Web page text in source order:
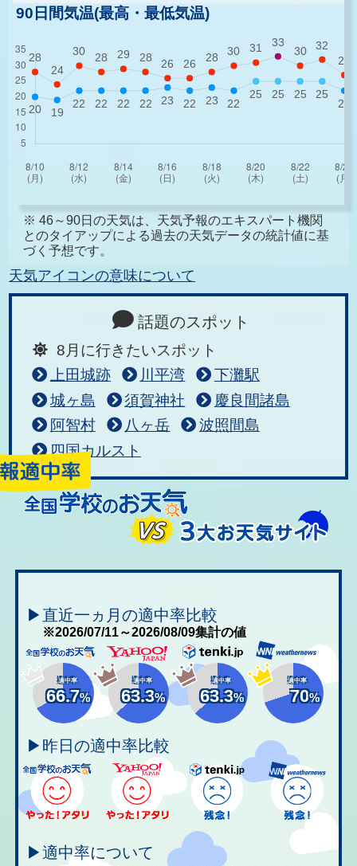
90日間気温(最高・最低気温)
※ 46～90日の天気は、天気予報のエキスパート機関
とのタイアップによる過去の天気データの統計値に基
づく予想です。
天気アイコンの意味について
話題のスポット
8月に行きたいスポット
上田城跡
川平湾
下灘駅
城ヶ島
須賀神社
慶良間諸島
阿智村
八ヶ岳
波照間島
四国カルスト
▶直近一ヵ月の適中率比較
※2026/07/11～2026/08/09集計の値
適中率
66.7%
適中率
63.3%
適中率
63.3%
適中率
70%
▶昨日の適中率比較
▶適中率について